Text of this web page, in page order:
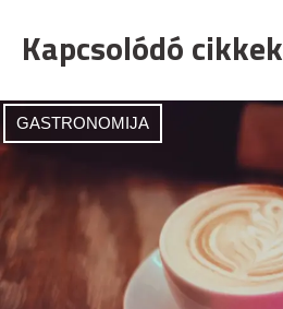
Kapcsolódó cikkek
GASTRONOMIJA